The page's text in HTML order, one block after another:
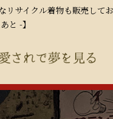
サイクル着物も販売してお
と -】